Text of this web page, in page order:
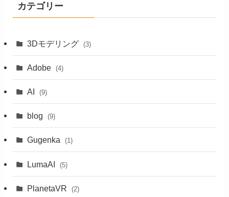
カテゴリー
3Dモデリング (3)
Adobe (4)
AI (9)
blog (9)
Gugenka (1)
LumaAI (5)
PlanetaVR (2)